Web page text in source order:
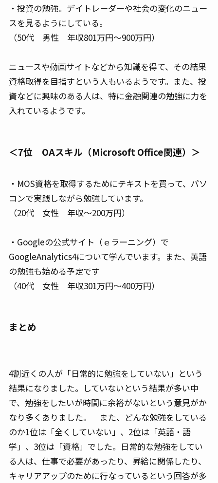
・投資の勉強。デイトレーダーや社会の変化のニュー
スを見るようにしている。
（50代 男性 年収801万円～900万円）
ニュースや動画サイトなどから知識を得て、その結果
資格取得を目指すという人もいるようです。また、投
資などに興味のある人は、特に金融関連の勉強に力を
入れているようです。
＜7位 OAスキル（Microsoft Office関連）＞
・MOS資格を取得するためにテキストを買って、パソ
コンで実践しながら勉強しています。
（20代 女性 年収～200万円）
・Googleの公式サイト（ｅラーニング）で
GoogleAnalytics4について学んでいます。また、英語
の勉強も始める予定です
（40代 女性 年収301万円～400万円）
まとめ
4割近くの人が「日常的に勉強をしていない」という
結果になりました。していないという結果が多い中
で、勉強をしたいが時間に余裕がないという意見がか
なり多くありました。 また、どんな勉強をしている
のか1位は「全くしていない」、2位は「英語・語
学」、3位は「資格」でした。日常的な勉強をしてい
る人は、仕事で必要があったり、昇給に関係したり、
キャリアアップのために行なっているという回答が多